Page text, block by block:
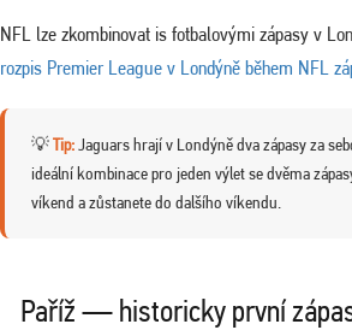
NFL lze zkombinovat is fotbalovými zápasy v
rozpis Premier League v Londýně během NFL
💡Tip:Jaguars hrají v Londýně dva zápasy za
ideální kombinace pro jeden výlet se dvěma
víkend a zůstanete do dalšího víkendu.
Paříž — historicky první